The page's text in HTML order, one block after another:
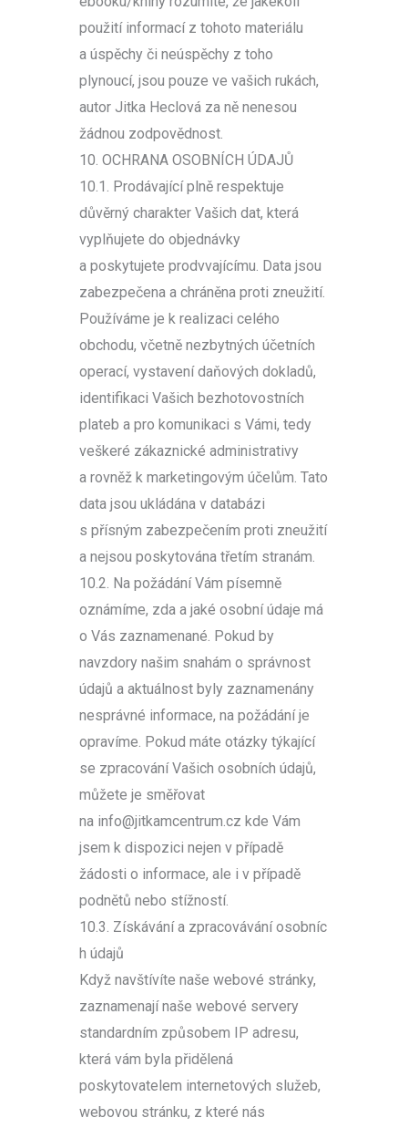
použití informací z tohoto materiálu
a úspěchy či neúspěchy z toho
plynoucí, jsou pouze ve vašich rukách,
autor Jitka Heclová za ně nenesou
žádnou zodpovědnost.
10. OCHRANA OSOBNÍCH ÚDAJŮ
10.1. Prodávající plně respektuje
důvěrný charakter Vašich dat, která
vyplňujete do objednávky
a poskytujete prodvvajícímu. Data jsou
zabezpečena a chráněna proti zneužití.
Používáme je k realizaci celého
obchodu, včetně nezbytných účetních
operací, vystavení daňových dokladů,
identifikaci Vašich bezhotovostních
plateb a pro komunikaci s Vámi, tedy
veškeré zákaznické administrativy
a rovněž k marketingovým účelům. Tato
data jsou ukládána v databázi
s přísným zabezpečením proti zneužití
a nejsou poskytována třetím stranám.
10.2. Na požádání Vám písemně
oznámíme, zda a jaké osobní údaje má
o Vás zaznamenané. Pokud by
navzdory našim snahám o správnost
údajů a aktuálnost byly zaznamenány
nesprávné informace, na požádání je
opravíme. Pokud máte otázky týkající
se zpracování Vašich osobních údajů,
můžete je směřovat
na info@jitkamcentrum.cz kde Vám
jsem k dispozici nejen v případě
žádosti o informace, ale i v případě
podnětů nebo stížností.
10.3. Získávání a zpracovávání osobníc
h údajů
Když navštívíte naše webové stránky,
zaznamenají naše webové servery
standardním způsobem IP adresu,
která vám byla přidělená
poskytovatelem internetových služeb,
webovou stránku, z které nás